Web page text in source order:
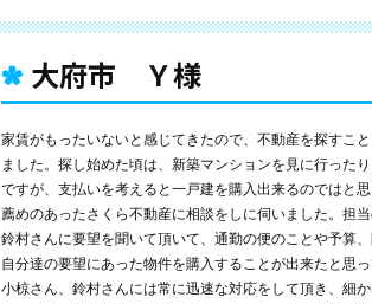
大府市 Ｙ様
家賃がもったいないと感じてきたので、不動産を探すこ
ました。探し始めた頃は、新築マンションを見に行った
ですが、支払いを考えると一戸建を購入出来るのではと
薦めのあったさくら不動産に相談をしに伺いました。担
鈴村さんに要望を聞いて頂いて、通勤の便のことや予算
自分達の要望にあった物件を購入することが出来たと思
小椋さん、鈴村さんには常に迅速な対応をして頂き、細